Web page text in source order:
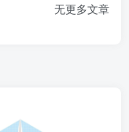
无更多文章